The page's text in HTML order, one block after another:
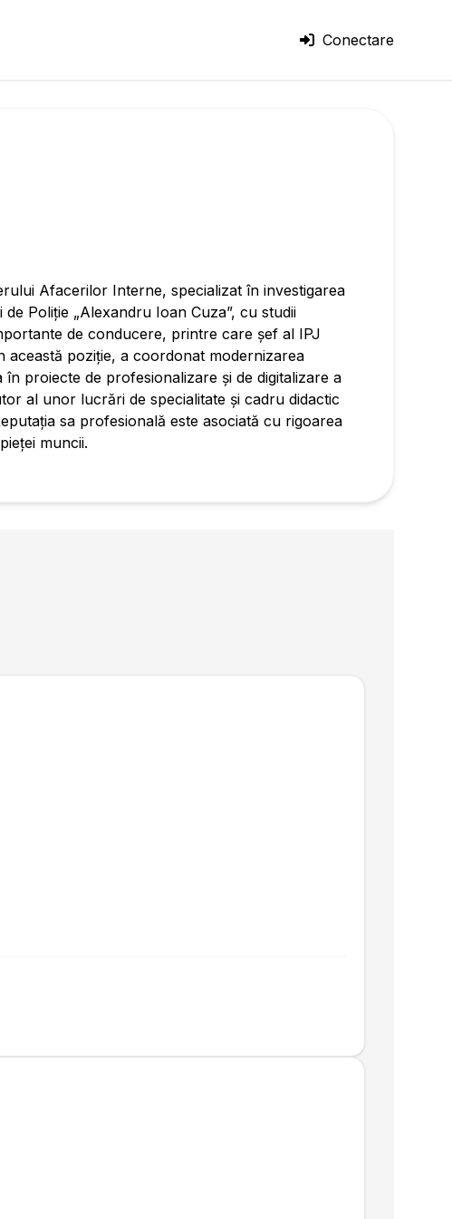
Conectare
Afacerilor Interne, specializat în investigarea
Poliție „Alexandru Ioan Cuza”, cu studii
de conducere, printre care șef al IPJ
această poziție, a coordonat modernizarea
proiecte de profesionalizare și de digitalizare a
al unor lucrări de specialitate și cadru didactic
sa profesională este asociată cu rigoarea
muncii.